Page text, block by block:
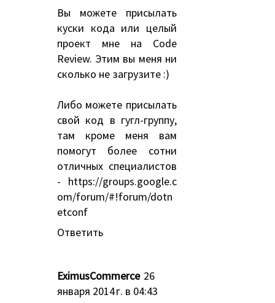
Вы можете присылать
куски кода или целый
проект мне на Code
Review. Этим вы меня ни
сколько не загрузите :)
Либо можете присылать
свой код в гугл-группу,
там кроме меня вам
помогут более сотни
отличных специалистов
- https://groups.google.c
om/forum/#!forum/dotn
etconf
Ответить
EximusCommerce 26
января 2014 г. в 04:43